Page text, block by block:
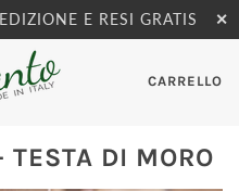
E RESI GRATIS ✕
CARRELLO
DI MORO